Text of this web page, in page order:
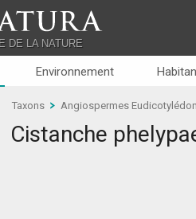
DE LA NATURE
Environnement
Taxons Angiospermes
Cistanche